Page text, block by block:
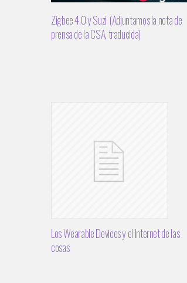
Zigbee 4.0 y Suzi (Adjuntamos la nota de
prensa de la CSA, traducida)
Los Wearable Devices y el Internet de las
cosas